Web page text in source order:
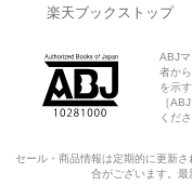
楽天ブックストップ
ABJ
者か
を示
［
くださ
セール・商品情報は定期的に更新
合がございます。最